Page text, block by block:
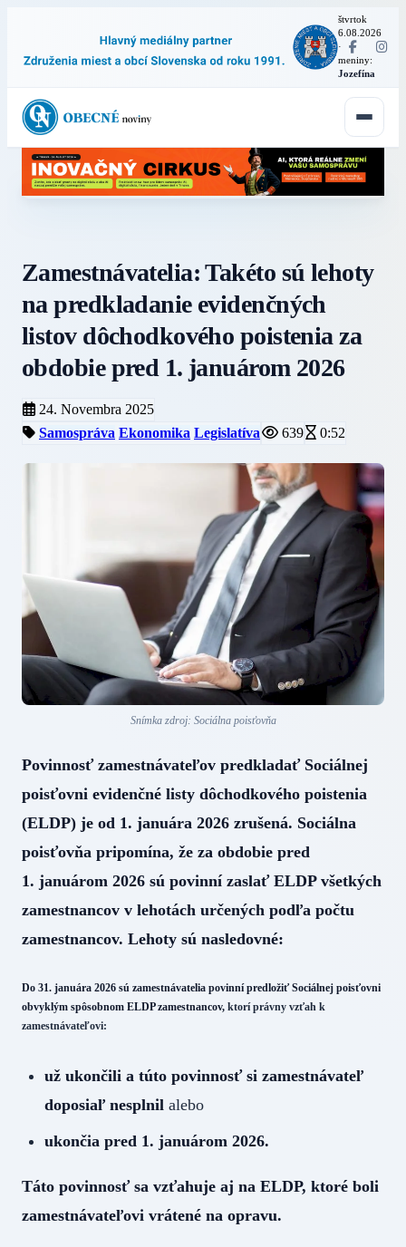
štvrtok
6.08.2026
·
meniny:
Jozefína
Zamestnávatelia: Takéto sú lehoty
na predkladanie evidenčných
listov dôchodkového poistenia za
obdobie pred 1. januárom 2026
24. Novembra 2025
Samospráva Ekonomika Legislatíva 639 0:52
Snímka zdroj: Sociálna poisťovňa
Povinnosť zamestnávateľov predkladať Sociálnej
poisťovni evidenčné listy dôchodkového poistenia
(ELDP) je od 1. januára 2026 zrušená. Sociálna
poisťovňa pripomína, že za obdobie pred
1. januárom 2026 sú povinní zaslať ELDP všetkých
zamestnancov v lehotách určených podľa počtu
zamestnancov. Lehoty sú nasledovné:
Do 31. januára 2026 sú zamestnávatelia povinní predložiť Sociálnej poisťovni
obvyklým spôsobnom ELDP zamestnancov, ktorí právny vzťah k
zamestnávateľovi:
už ukončili a túto povinnosť si zamestnávateľ
doposiaľ nesplnilalebo
ukončia pred 1. januárom 2026.
Táto povinnosť sa vzťahuje aj na ELDP, ktoré boli
zamestnávateľovi vrátené na opravu.